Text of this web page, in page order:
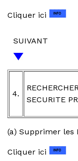
Cliquer ici
SUIVANT
4.
SECURITE
(a) Supprimer les
Cliquer ici